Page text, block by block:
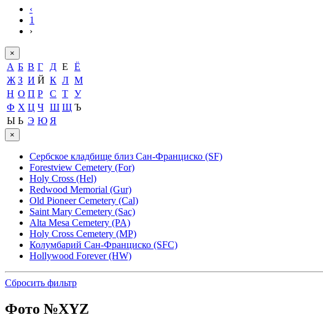
‹
1
›
×
А Б В Г Д Е
Ё
Ж З И Й К Л М
Н О П Р С Т У
Ф Х Ц Ч Ш Щ Ъ
Ы Ь Э Ю Я
×
Сербское кладбище близ Сан-Франциско (SF)
Forestview Cemetery (For)
Holy Cross (Hel)
Redwood Memorial (Gur)
Old Pioneer Cemetery (Cal)
Saint Mary Cemetery (Sac)
Alta Mesa Cemetery (PA)
Holy Cross Cemetery (MP)
Колумбарий Сан-Франциско (SFC)
Hollywood Forever (HW)
Сбросить фильтр
Фото №XYZ